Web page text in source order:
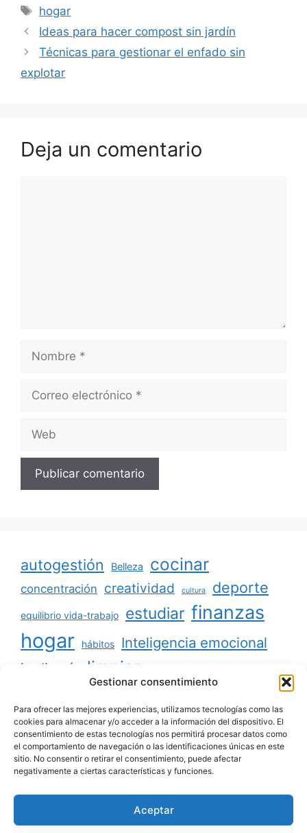
Gestionar consentimiento
Para ofrecer las mejores experiencias, utilizamos tecnologías como las
cookies para almacenar y/o acceder a la información del dispositivo. El
consentimiento de estas tecnologías nos permitirá procesar datos como
el comportamiento de navegación o las identificaciones únicas en este
sitio. No consentir o retirar el consentimiento, puede afectar
negativamente a ciertas características y funciones.
Aceptar
Etiquetas
hogar
Ideas para hacer compost sin jardín
Técnicas para gestionar el enfado sin
explotar
Deja un comentario
electrónico
autogestión Belleza cocinar
concentración creatividad cultura deporte
equilibrio vida-trabajo estudiar finanzas
hogar hábitos Inteligencia emocional
jardinería limpiar
minimalismo niños
ordenar organizar productividad
reciclaje relaciones sociales salud
tecnología viajar voluntariado